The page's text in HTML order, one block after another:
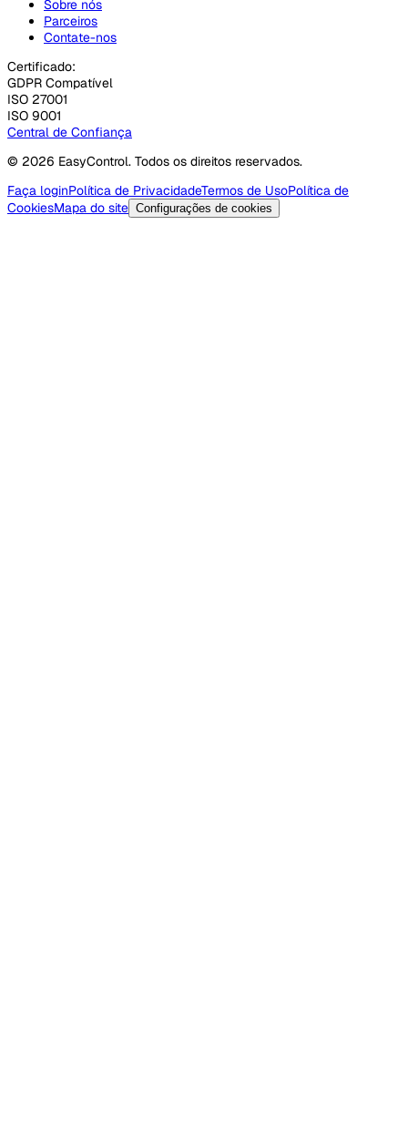
Sobre nós
Parceiros
Contate-nos
Certificado:
GDPR Compatível
ISO 27001
ISO 9001
Central de Confiança
© 2026 EasyControl. Todos os direitos reservados.
Faça loginPolítica de PrivacidadeTermos de UsoPolítica de
CookiesMapa do site Configurações de cookies